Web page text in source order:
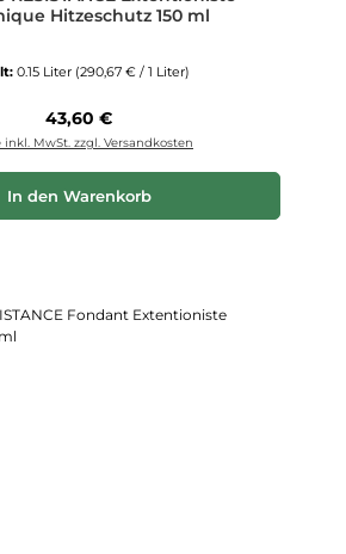
Hitzeschutz 150 ml
0.15 Liter (290,67 € / 1 Liter)
Regulärer Preis:
43,60 €
inkl. MwSt. zzgl. Versandkosten
In den Warenkorb